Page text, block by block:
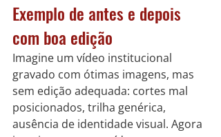
Exemplo de antes e depois
com boa edição
Imagine um vídeo institucional
gravado com ótimas imagens, mas
sem edição adequada: cortes mal
posicionados, trilha genérica,
ausência de identidade visual. Agora